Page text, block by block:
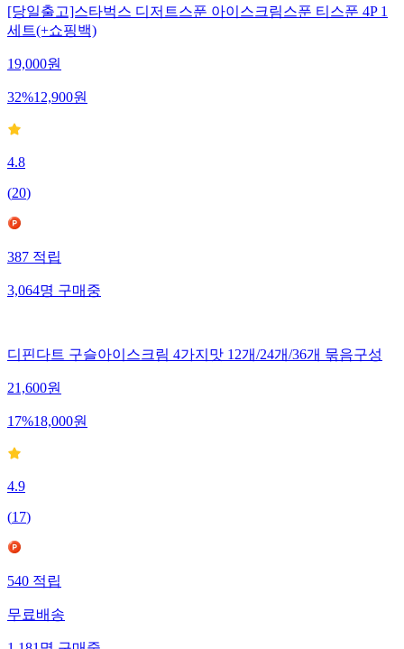
[당일출고]스타벅스 디저트스푼 아이스크림스푼 티스푼 4P 1
세트(+쇼핑백)
19,000원
32%12,900원
4.8
(20)
387적립
3,064명구매중
디핀다트 구슬아이스크림 4가지맛 12개/24개/36개 묶음구성
21,600원
17%18,000원
4.9
(17)
540적립
무료배송